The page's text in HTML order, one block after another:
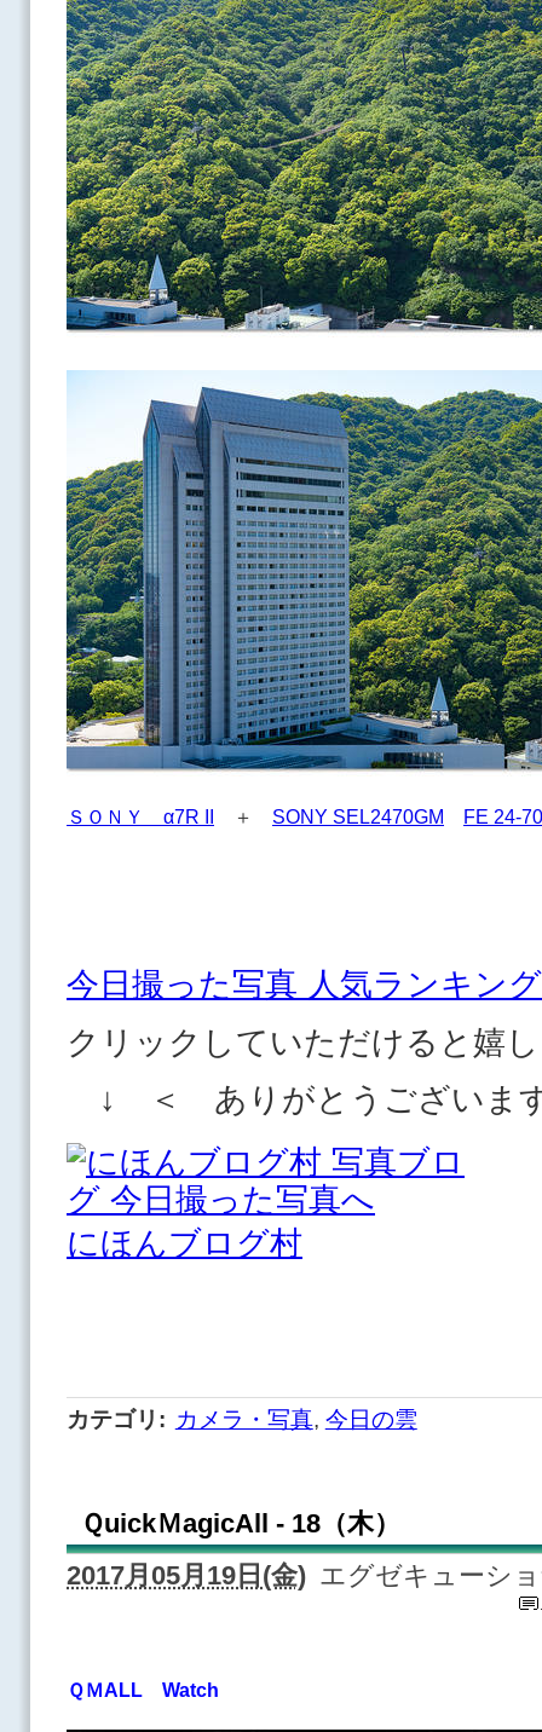
ＳＯＮＹ α7R II ＋ SONY SEL2470GM FE 24-
今日撮った写真 人気ランキング
クリックしていただけると嬉
↓ ＜ ありがとうございま
にほんブログ村
カテゴリ : カメラ・写真, 今日の雲
ＱuickＭagicAll - 18（木）
2017月05月19日(金) エグゼキューシ
ＱＭALL Watch